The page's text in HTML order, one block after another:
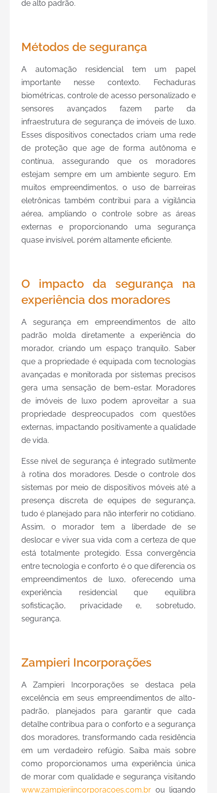
de alto padrão.
Métodos de segurança
A automação residencial tem um papel
importante nesse contexto. Fechaduras
biométricas, controle de acesso personalizado e
sensores avançados fazem parte da
infraestrutura de segurança de imóveis de luxo.
Esses dispositivos conectados criam uma rede
de proteção que age de forma autônoma e
contínua, assegurando que os moradores
estejam sempre em um ambiente seguro. Em
muitos empreendimentos, o uso de barreiras
eletrônicas também contribui para a vigilância
aérea, ampliando o controle sobre as áreas
externas e proporcionando uma segurança
quase invisível, porém altamente eficiente.
O impacto da segurança na
experiência dos moradores
A segurança em empreendimentos de alto
padrão molda diretamente a experiência do
morador, criando um espaço tranquilo. Saber
que a propriedade é equipada com tecnologias
avançadas e monitorada por sistemas precisos
gera uma sensação de bem-estar. Moradores
de imóveis de luxo podem aproveitar a sua
propriedade despreocupados com questões
externas, impactando positivamente a qualidade
de vida.
Esse nível de segurança é integrado sutilmente
à rotina dos moradores. Desde o controle dos
sistemas por meio de dispositivos móveis até a
presença discreta de equipes de segurança,
tudo é planejado para não interferir no cotidiano.
Assim, o morador tem a liberdade de se
deslocar e viver sua vida com a certeza de que
está totalmente protegido. Essa convergência
entre tecnologia e conforto é o que diferencia os
empreendimentos de luxo, oferecendo uma
experiência residencial que equilibra
sofisticação, privacidade e, sobretudo,
segurança.
Zampieri Incorporações
A Zampieri Incorporações se destaca pela
excelência em seus empreendimentos de alto-
padrão, planejados para garantir que cada
detalhe contribua para o conforto e a segurança
dos moradores, transformando cada residência
em um verdadeiro refúgio. Saiba mais sobre
como proporcionamos uma experiência única
de morar com qualidade e segurança visitando
www.zampieriincorporacoes.com.br ou ligando